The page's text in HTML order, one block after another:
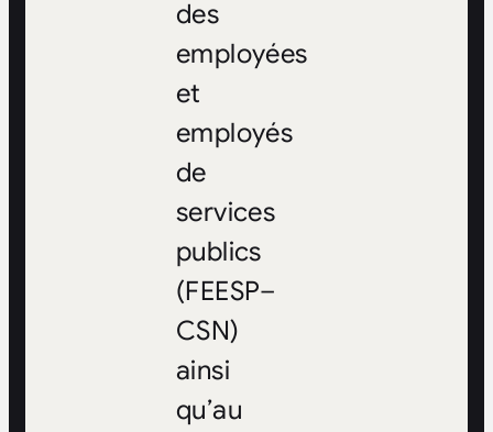
des
employées
et
employés
de
services
publics
(FEESP–
CSN)
ainsi
qu’au